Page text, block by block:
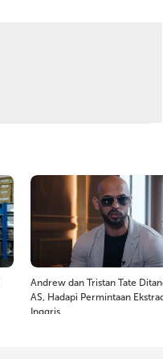
Andrew dan Tristan Tate
AS, Hadapi Permintaan
Inggris